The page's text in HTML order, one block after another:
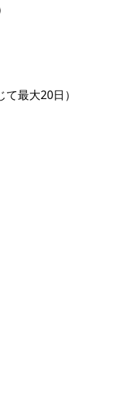
最大20日）